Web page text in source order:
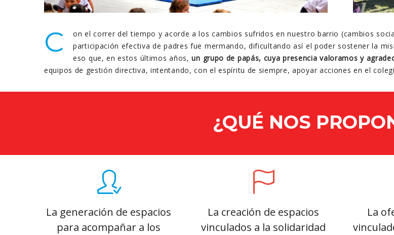
C
on el correr del tiempo y acorde a los cambios sufridos en nuestro barrio (cambios
participación efectiva de padres fue mermando, dificultando así el poder sostener la
eso que, en estos últimos años,un grupo de papás, cuya presencia valoramos y
equipos de gestión directiva, intentando, con el espíritu de siempre, apoyar acciones en el
¿QUÉ NOS
La generación de espacios
para acompañar a los
La creación de espacios
vinculados a la solidaridad
La